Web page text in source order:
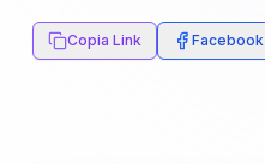
Copia Link Facebook